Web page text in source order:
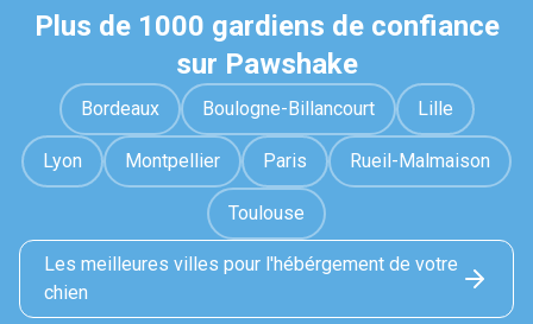
Plus de 1000 gardiens de confiance
sur Pawshake
Bordeaux Boulogne-Billancourt Lille
Lyon Montpellier Paris Rueil-Malmaison
Toulouse
Les meilleures villes pour l'hébérgement de votre
chien